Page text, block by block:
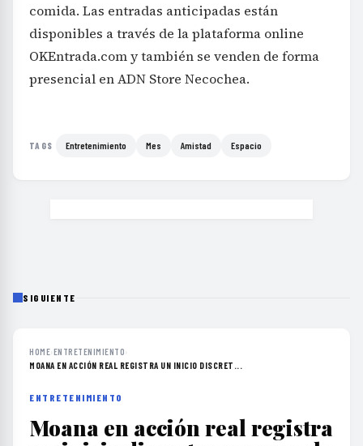
comida. Las entradas anticipadas están
disponibles a través de la plataforma online
OKEntrada.com y también se venden de forma
presencial en ADN Store Necochea.
TAGS Entretenimiento Mes Amistad Espacio
SIGUIENTE
HOME›ENTRETENIMIENTO›
MOANA EN ACCIÓN REAL REGISTRA UN INICIO DISCRET...
ENTRETENIMIENTO
Moana en acción real registra